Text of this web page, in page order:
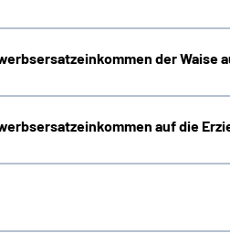
der Waise
auf die